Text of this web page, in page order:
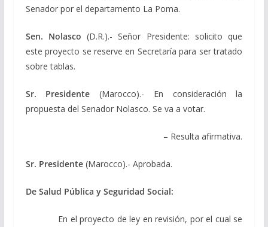
Senador por el departamento La Poma.
Sen. Nolasco(D.R.).- Señor Presidente: solicito que
este proyecto se reserve en Secretaría para ser tratado
sobre tablas.
Sr. Presidente (Marocco).- En consideración la
propuesta del Senador Nolasco. Se va a votar.
– Resulta afirmativa.
Sr. Presidente(Marocco).- Aprobada.
De Salud Pública y Seguridad Social:
En el proyecto de ley en revisión, por el cual se